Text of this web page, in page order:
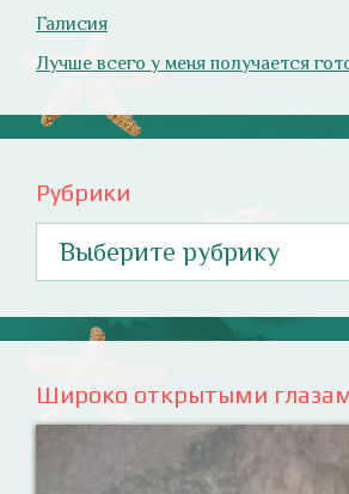
Галисия
Лучше всего у меня получается
Рубрики
Широко открытыми